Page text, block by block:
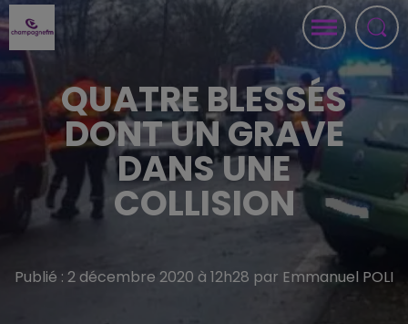
QUATRE BLESSÉS
DONT UN GRAVE
DANS UNE
COLLISION
Publié : 2 décembre 2020 à 12h28 par Emmanuel POLI